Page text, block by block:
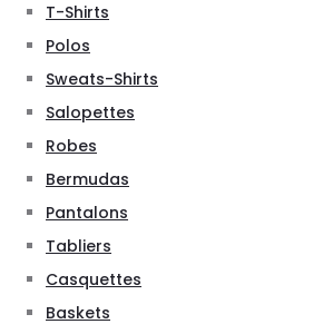
T-Shirts
Polos
Sweats-Shirts
Salopettes
Robes
Bermudas
Pantalons
Tabliers
Casquettes
Baskets